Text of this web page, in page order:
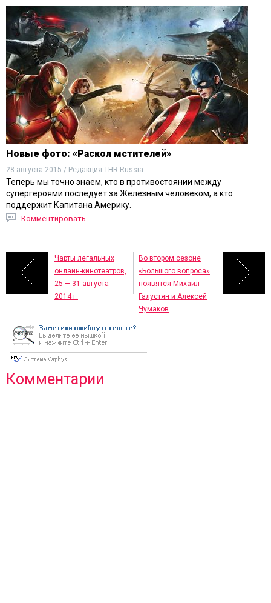
Новые фото: «Раскол мстителей»
28 августа 2015 / Редакция THR Russia
Теперь мы точно знаем, кто в противостоянии между
супергероями последует за Железным человеком, а кто
поддержит Капитана Америку.
Комментировать
Чарты легальных
онлайн-кинотеатров,
25 — 31 августа
2014 г.
Во втором сезоне
«Большого вопроса»
появятся Михаил
Галустян и Алексей
Чумаков
Комментарии